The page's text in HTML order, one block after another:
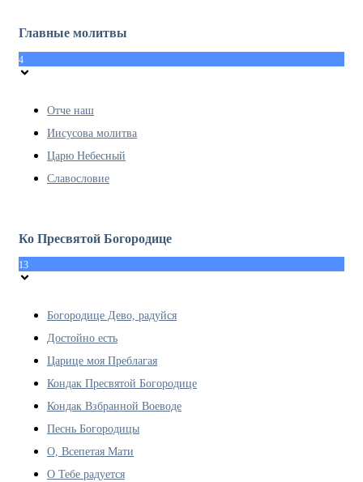
Главные молитвы
4
Отче наш
Иисусова молитва
Царю Небесный
Славословие
Ко Пресвятой Богородице
13
Богородице Дево, радуйся
Достойно есть
Царице моя Преблагая
Кондак Пресвятой Богородице
Кондак Взбранной Воеводе
Песнь Богородицы
О, Всепетая Мати
О Тебе радуется